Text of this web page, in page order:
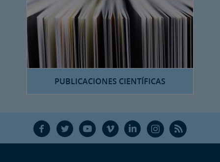
PUBLICACIONES CIENTÍFICAS
F T Y V L Ñ R